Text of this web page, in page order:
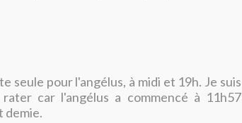
seule pour l'angélus, à midi et 19h. Je suis
car l'angélus a commencé à 11h57
demie.